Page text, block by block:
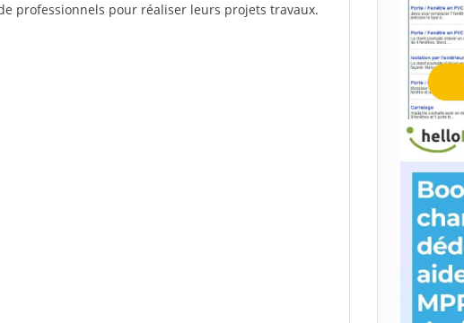
professionnels pour réaliser leurs projets travaux.